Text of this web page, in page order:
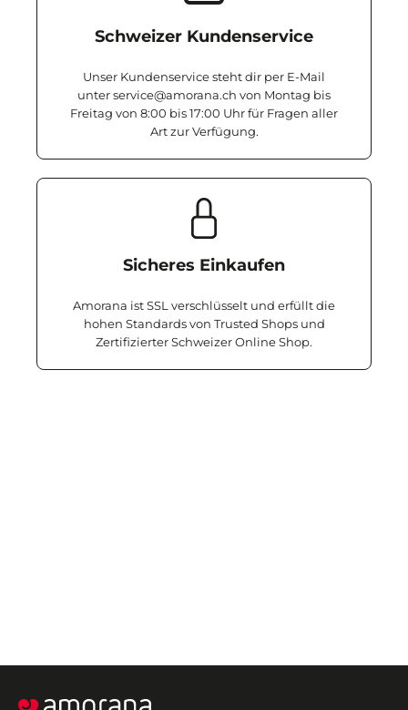
Schweizer Kundenservice
Unser Kundenservice steht dir per E-Mail
unter service@amorana.ch von Montag bis
Freitag von 8:00 bis 17:00 Uhr für Fragen aller
Art zur Verfügung.
Sicheres Einkaufen
Amorana ist SSL verschlüsselt und erfüllt die
hohen Standards von Trusted Shops und
Zertifizierter Schweizer Online Shop.